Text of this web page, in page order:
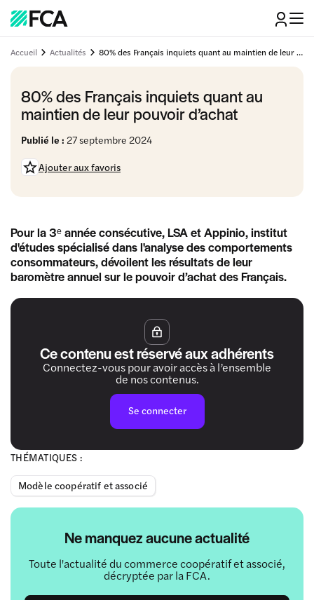
Accueil Actualités 80% des Français inquiets quant au maintien de leur pouvoir d’achat
80% des Français inquiets quant au
maintien de leur pouvoir d’achat
Publié le : 27 septembre 2024
Ajouter aux favoris
THÉMATIQUES :
Modèle coopératif et associé
Ne manquez aucune actualité
Toute l'actualité du commerce coopératif et associé,
décryptée par la FCA.
Pour la 3ᵉ année consécutive, LSA et Appinio, institut
d'études spécialisé dans l'analyse des comportements
consommateurs, dévoilent les résultats de leur
baromètre annuel sur le pouvoir d’achat des Français.
Ce contenu est réservé aux adhérents
Connectez-vous pour avoir accès à l’ensemble
de nos contenus.
Se connecter